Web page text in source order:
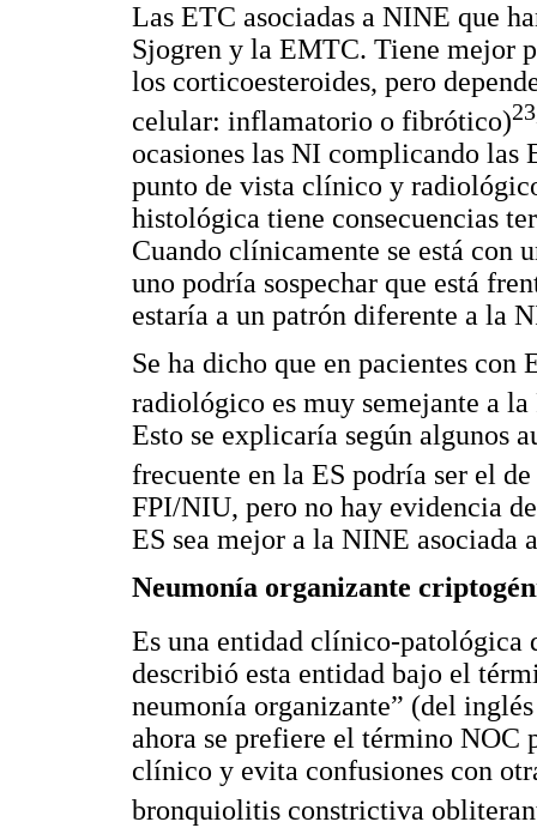
Las ETC asociadas a NINE que
Sjogren y la EMTC. Tiene mejor
los corticoesteroides, pero
celular: inflamatorio o fibrótico)
ocasiones las NI complicando las
punto de vista clínico y
histológica tiene consecuencias
Cuando clínicamente se está con
uno podría sospechar que está
estaría a un patrón diferente a la
Se ha dicho que en pacientes
radiológico es muy semejante a
Esto se explicaría según algunos
frecuente en la ES podría ser el
FPI/NIU, pero no hay evidencia
ES sea mejor a la NINE asociada
Neumonía organizante
Es una entidad clínico-patológica
describió esta entidad bajo el
neumonía organizante” (del
ahora se prefiere el término NOC
clínico y evita confusiones con
bronquiolitis constrictiva